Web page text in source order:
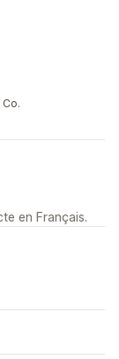
Co.
en Français.